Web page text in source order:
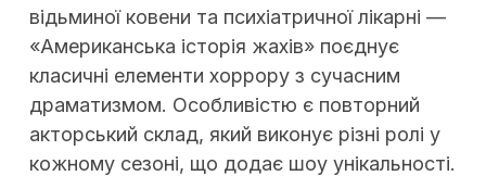
відьминої ковени та психіатричної лікарні —
«Американська історія жахів» поєднує
класичні елементи хоррору з сучасним
драматизмом. Особливістю є повторний
акторський склад, який виконує різні ролі у
кожному сезоні, що додає шоу унікальності.